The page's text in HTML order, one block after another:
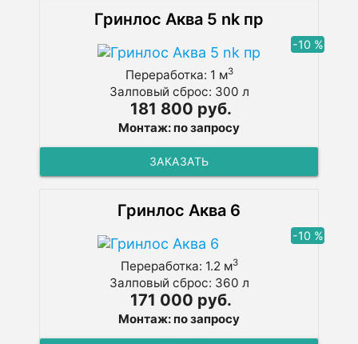
Гринлос Аква 5 nk пр
-10 %
Переработка: 1 м3
Залповый сброс: 300 л
181 800 руб.
Монтаж: по запросу
ЗАКАЗАТЬ
Гринлос Аква 6
-10 %
Переработка: 1.2 м3
Залповый сброс: 360 л
171 000 руб.
Монтаж: по запросу